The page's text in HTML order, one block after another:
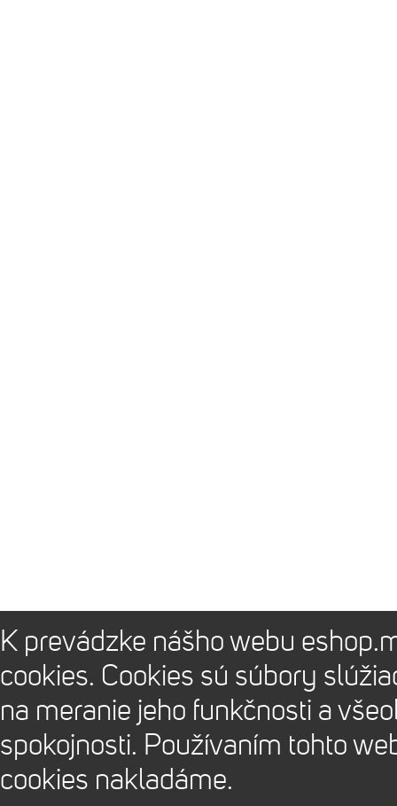
K prevádzke nášho webu
cookies. Cookies sú súbory
na meranie jeho funkčnosti a
spokojnosti. Používaním tohto
cookies nakladáme.